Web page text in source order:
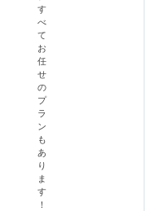
す
べ
て
お
任
せ
の
プ
ラ
ン
も
あ
り
ま
す
！